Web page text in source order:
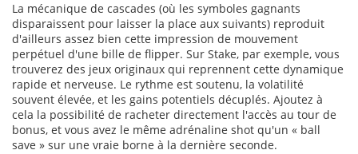
La mécanique de cascades (où les symboles gagnants
disparaissent pour laisser la place aux suivants) reproduit
d'ailleurs assez bien cette impression de mouvement
perpétuel d'une bille de flipper. Sur Stake, par exemple, vous
trouverez des jeux originaux qui reprennent cette dynamique
rapide et nerveuse. Le rythme est soutenu, la volatilité
souvent élevée, et les gains potentiels décuplés. Ajoutez à
cela la possibilité de racheter directement l'accès au tour de
bonus, et vous avez le même adrénaline shot qu'un « ball
save » sur une vraie borne à la dernière seconde.